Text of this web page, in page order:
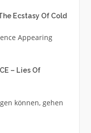
Ecstasy Of Cold
Appearing
– Lies Of
können, gehen